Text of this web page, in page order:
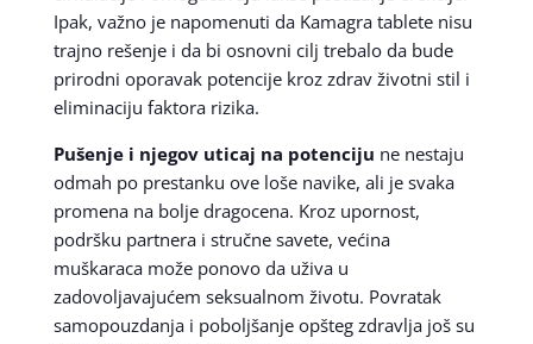
Ipak, važno je napomenuti da Kamagra tablete nisu
trajno rešenje i da bi osnovni cilj trebalo da bude
prirodni oporavak potencije kroz zdrav životni stil i
eliminaciju faktora rizika.
Pušenje i njegov uticaj na potenciju ne nestaju
odmah po prestanku ove loše navike, ali je svaka
promena na bolje dragocena. Kroz upornost,
podršku partnera i stručne savete, većina
muškaraca može ponovo da uživa u
zadovoljavajućem seksualnom životu. Povratak
samopouzdanja i poboljšanje opšteg zdravlja još su